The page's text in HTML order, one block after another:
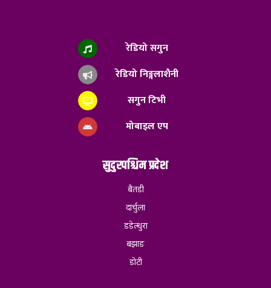
रेडियो सगुन
रेडियो निङ्गलाशैनी
सगुन टिभी
मोबाइल एप
सुदुरपश्चिम प्रदेश
बैतडी
दार्चुला
डडेल्धुरा
बझाङ
डोटी